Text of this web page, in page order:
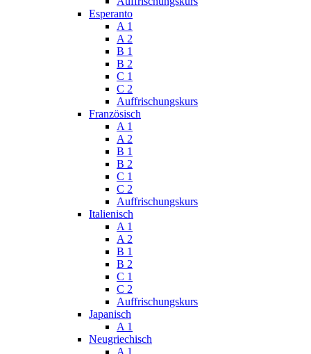
Esperanto
A 1
A 2
B 1
B 2
C 1
C 2
Auffrischungskurs
Französisch
A 1
A 2
B 1
B 2
C 1
C 2
Auffrischungskurs
Italienisch
A 1
A 2
B 1
B 2
C 1
C 2
Auffrischungskurs
Japanisch
A 1
Neugriechisch
A 1